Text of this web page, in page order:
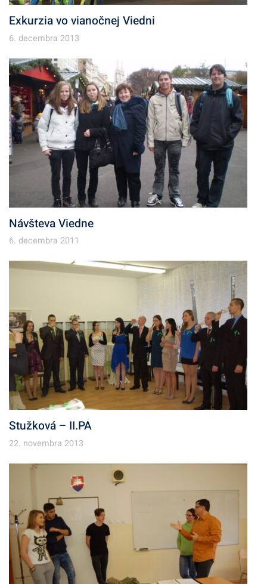
Exkurzia vo vianočnej Viedni
6. decembra 2013
Návšteva Viedne
6. decembra 2011
Stužková – II.PA
22. novembra 2013